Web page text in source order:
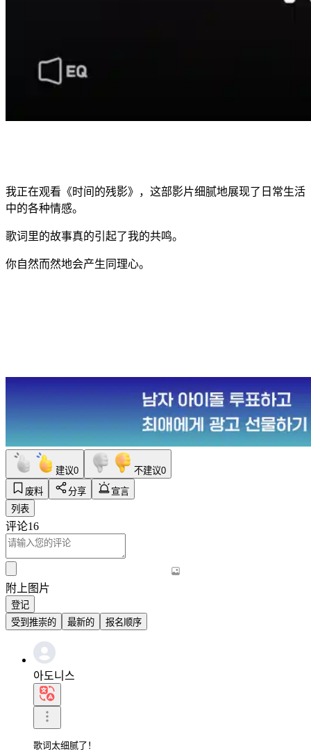
我正在观看《时间的残影》，这部影片细腻地展现了日常生活
中的各种情感。
歌词里的故事真的引起了我的共鸣。
你自然而然地会产生同理心。
建议0 不建议0
废料
分享
宣言
列表
评论16
附上图片
登记
受到推崇的
最新的 报名顺序
아도니스
歌词太细腻了！